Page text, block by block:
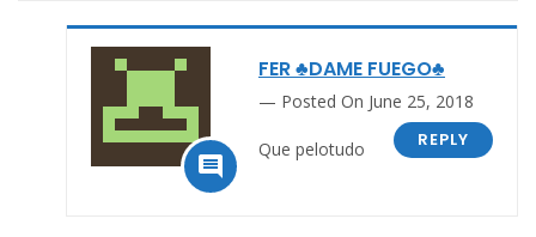

FER ♣DAME FUEGO♣
Posted On June 25, 2018
REPLY
Que pelotudo